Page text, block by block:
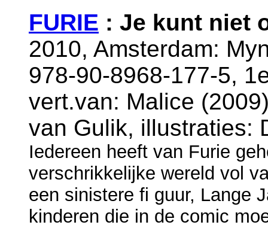
FURIE : Je kunt niet
2010, Amsterdam:
978-90-8968-177-5,
vert.van: Malice
van Gulik, illustraties:
Iedereen heeft van Furie
verschrikkelijke wereld vol
een sinistere fi guur, Lange
kinderen die in de comic